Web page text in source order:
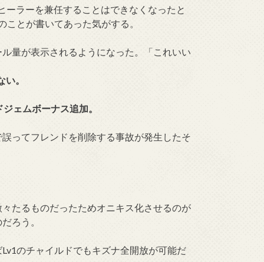
ラーを兼任することはできなくなったと
とが書いてあった気がする。
量が表示されるようになった。「これいい
。
ェムボーナス追加。
ってフレンドを削除する事故が発生したそ
たるものだったためオニキス化させるのが
ろう。
のチャイルドでもキズナ全開放が可能だ